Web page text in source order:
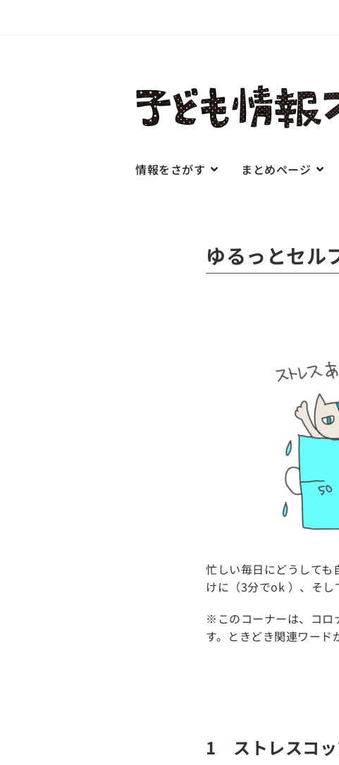
情報をさがす まとめページ
ゆるっとセル
忙しい毎日にどうして
けに（3分でok ）、そし
※このコーナーは、コロ
す。ときどき関連ワード
1 ストレスコ